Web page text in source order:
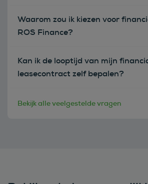
Waarom zou ik kiezen voor
ROS Finance?
Kan ik de looptijd van mijn
leasecontract zelf bepalen?
Bekijk alle veelgestelde vragen